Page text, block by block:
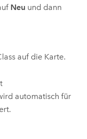
Neu und dann
auf die Karte.
automatisch für